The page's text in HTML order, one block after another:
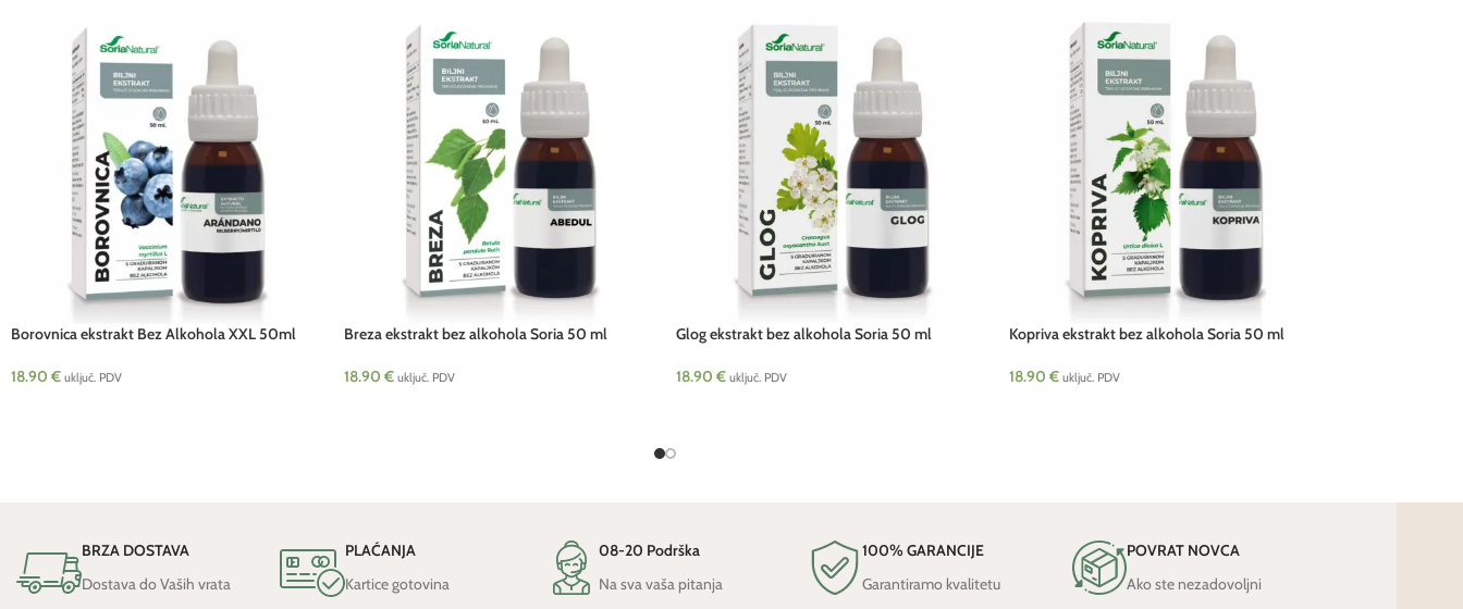
Borovnica ekstrakt Bez Alkohola XXL 50ml
18.90 € uključ. PDV
Breza ekstrakt bez alkohola Soria 50 ml
18.90 € uključ. PDV
Glog ekstrakt bez alkohola Soria 50 ml
18.90 € uključ. PDV
Kopriva ekstrakt bez alkohola Soria 50 ml
18.90 € uključ. PDV
BRZA DOSTAVA
Dostava do Vaših vrata
PLAĆANJA
Kartice gotovina
08-20 Podrška
Na sva vaša pitanja
100% GARANCIJE
Garantiramo kvalitetu
POVRAT NOVCA
Ako ste nezadovoljni